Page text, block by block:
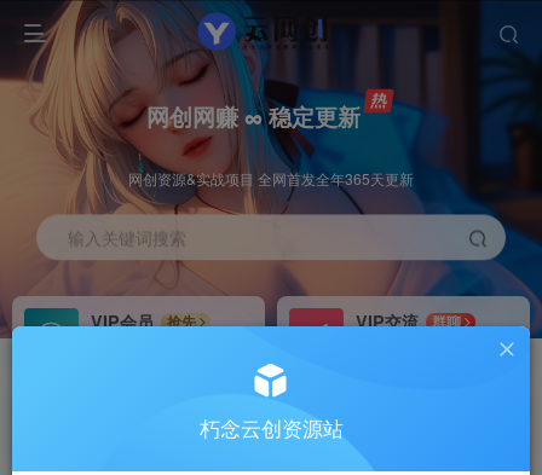
网创网赚 ∞ 稳定更新
网创资源&实战项目 全网首发全年365天更新
输入关键词搜索
VIP会员
抢先
VIP交流
群聊
研究探讨更多创业项目路子。
会员专属推广链接朽念云创资源站